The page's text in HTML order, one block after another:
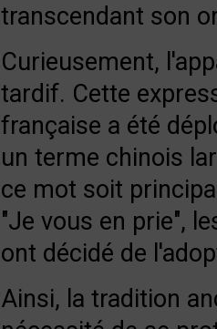
transcendant son
Curieusement,
tardif. Cette
française a été
un terme chinois
ce mot soit
"Je vous en prie",
ont décidé de
Ainsi, la tradition